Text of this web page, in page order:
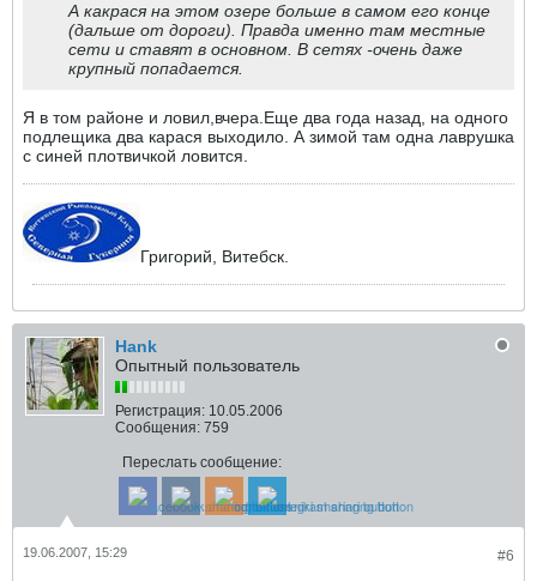
А какрася на этом озере больше в самом его конце
(дальше от дороги). Правда именно там местные
сети и ставят в основном. В сетях -очень даже
крупный попадается.
Я в том районе и ловил,вчера.Еще два года назад, на одного
подлещика два карася выходило. А зимой там одна лаврушка
с синей плотвичкой ловится.
Григорий, Витебск.
Hank
Опытный пользователь
Регистрация: 10.05.2006
Сообщения: 759
Переслать сообщение:
#6
19.06.2007, 15:29